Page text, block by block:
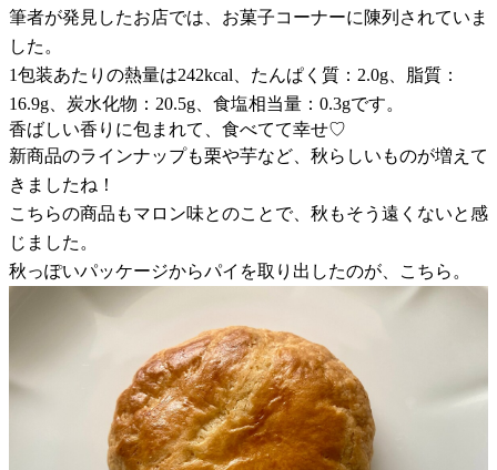
筆者が発見したお店では、お菓子コーナーに陳列されていま
した。
1包装あたりの熱量は242kcal、たんぱく質：2.0g、脂質：
16.9g、炭水化物：20.5g、食塩相当量：0.3gです。
香ばしい香りに包まれて、食べてて幸せ♡
新商品のラインナップも栗や芋など、秋らしいものが増えて
きましたね！
こちらの商品もマロン味とのことで、秋もそう遠くないと感
じました。
秋っぽいパッケージからパイを取り出したのが、こちら。